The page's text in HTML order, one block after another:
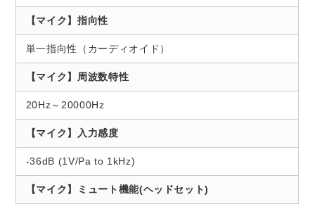
【マイク】指向性
単一指向性（カーディオイド）
【マイク】周波数特性
20Hz～20000Hz
【マイク】入力感度
-36dB (1V/Pa to 1kHz)
【マイク】ミュート機能(ヘッドセット)